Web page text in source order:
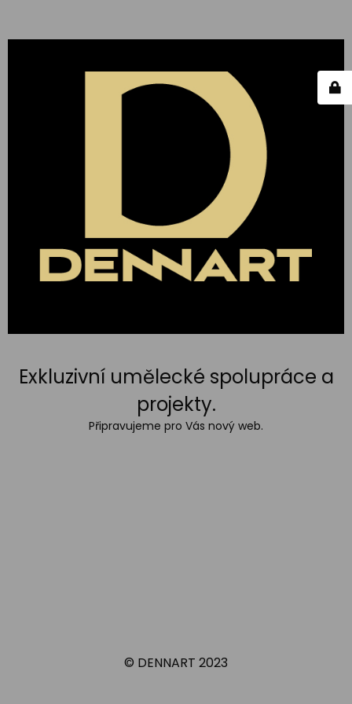
Exkluzivní umělecké spolupráce a
projekty.
Připravujeme pro Vás nový web.
© DENNART 2023